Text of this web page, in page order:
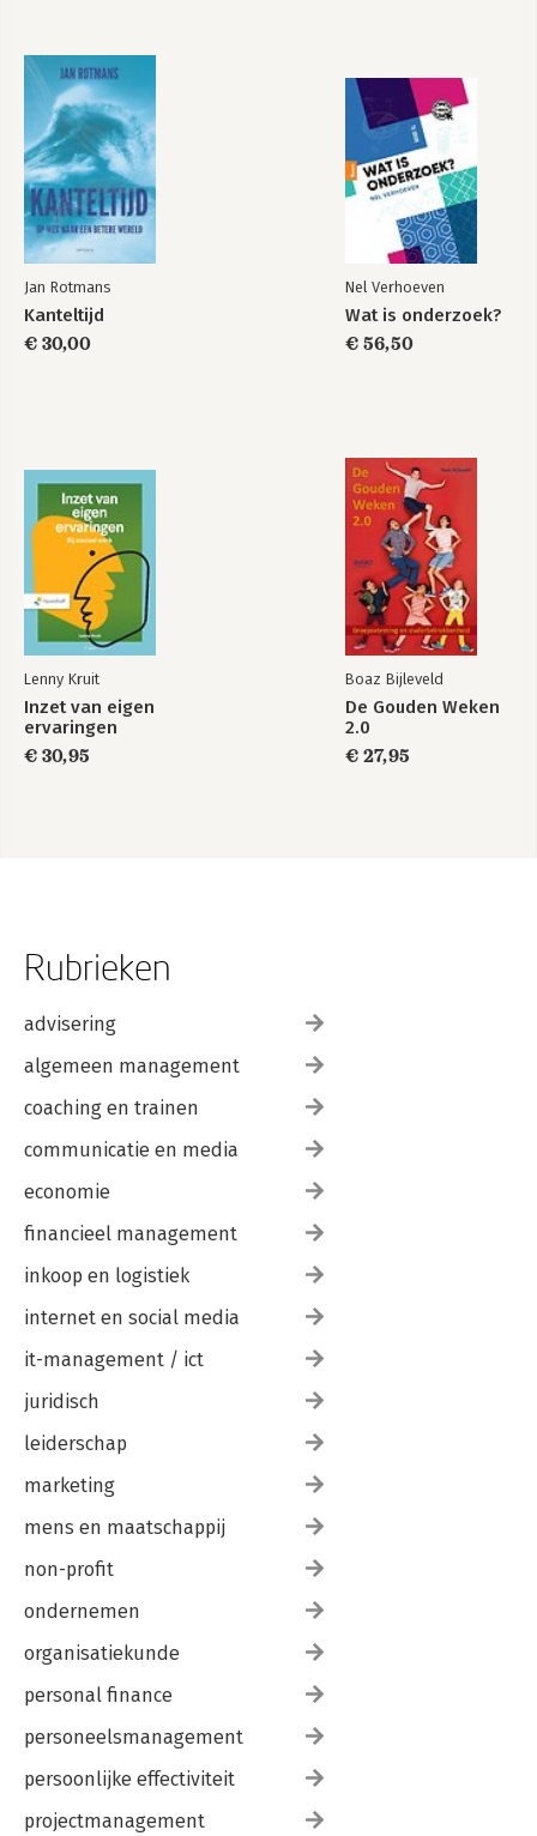
Bekijk alle boeken
Verandermanagement
veranderd
Verandermanagement
veranderd
Bekijk alle boeken
Jan Rotmans
Kanteltijd
€ 30,00
Nel Verhoeven
Wat is onderzoek?
€ 56,50
Lenny Kruit
Inzet van eigen
ervaringen
€ 30,95
Boaz Bijleveld
De Gouden Weken
2.0
€ 27,95
Rubrieken
advisering
algemeen management
coaching en trainen
communicatie en media
economie
financieel management
inkoop en logistiek
internet en social media
it-management / ict
juridisch
leiderschap
marketing
mens en maatschappij
non-profit
ondernemen
organisatiekunde
personal finance
personeelsmanagement
persoonlijke effectiviteit
projectmanagement